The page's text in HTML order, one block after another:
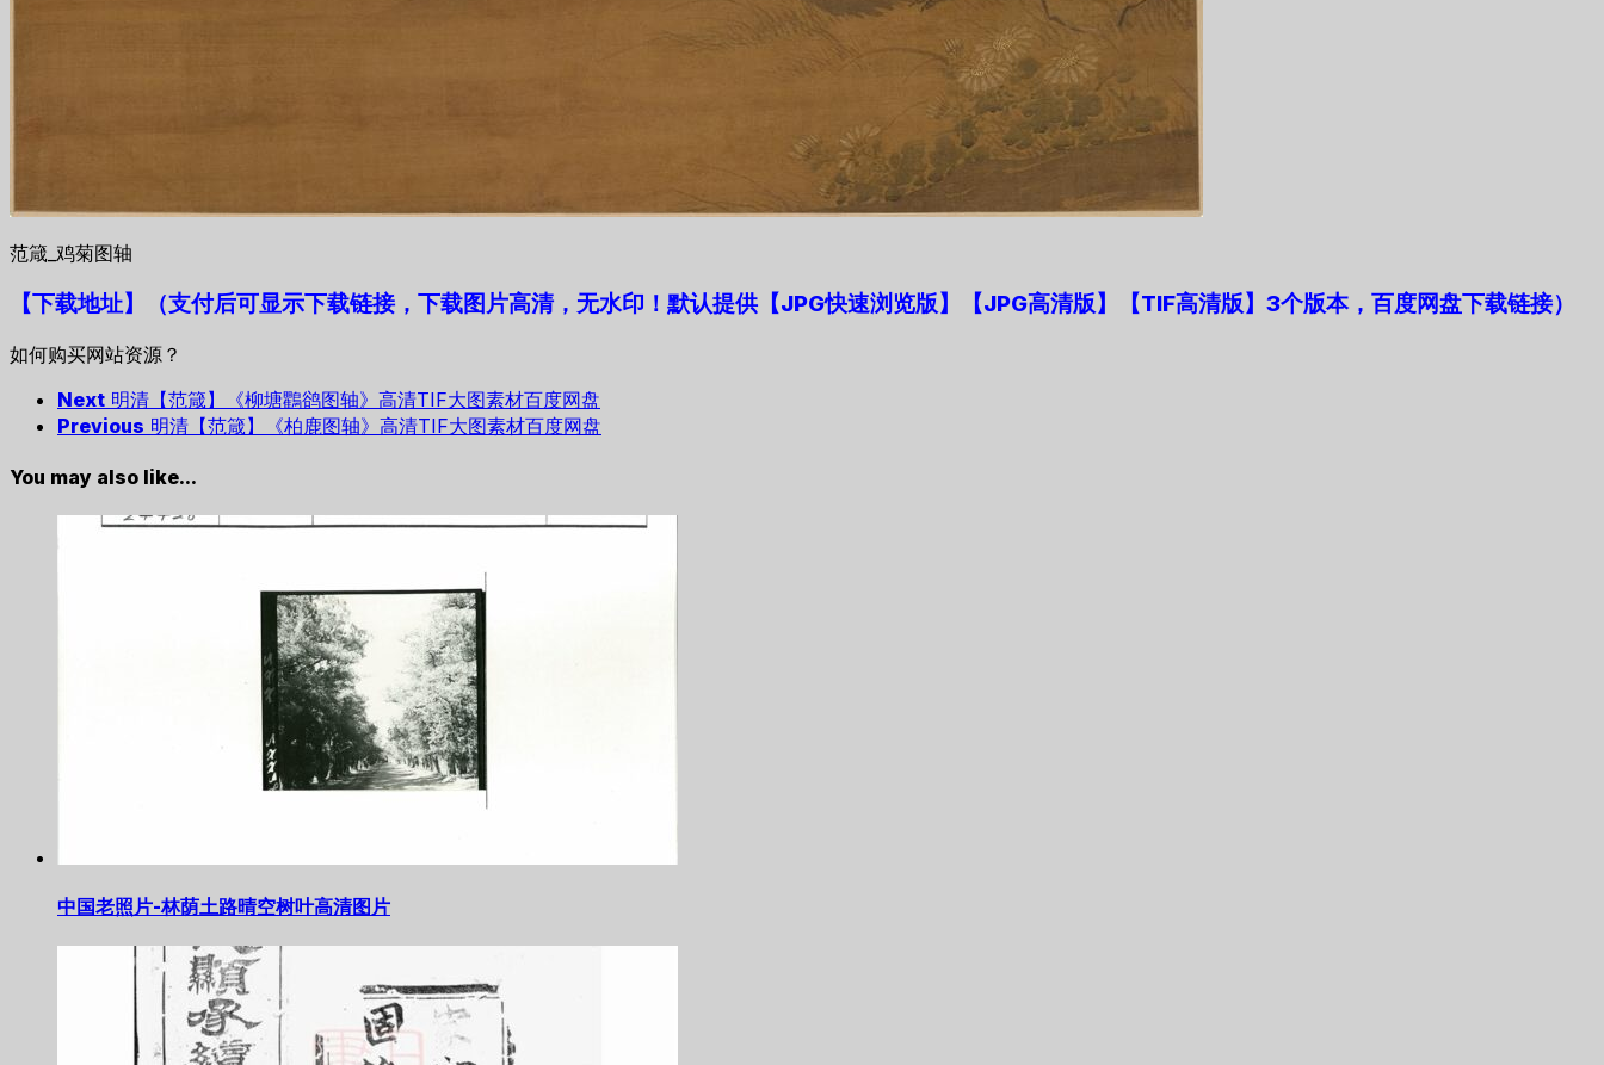
范箴_鸡菊图轴
【下载地址】 （支付后可显示下载链接，下载图片高清，无水印！默认提供【JPG快速浏览版】【JPG高清版】【TIF高清版】3个版本，百度网盘下载链接）
如何购买网站资源？
Next 明清【范箴】《柳塘鸜鹆图轴》高清TIF大图素材百度网盘
Previous 明清【范箴】《柏鹿图轴》高清TIF大图素材百度网盘
You may also like...
中国老照片-林荫土路晴空树叶高清图片